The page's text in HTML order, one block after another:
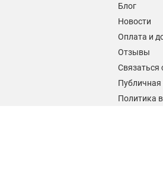
Блог
Новости
Оплата и
Отзывы
Связаться
Публичная
Политика